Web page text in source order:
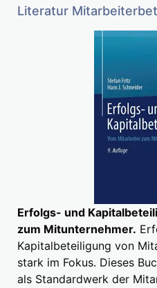
Literatur
Erfolgs- und
zum Mitunternehmer.
Kapitalbeteiligung von
stark im Fokus. Dieses
als Standardwerk der